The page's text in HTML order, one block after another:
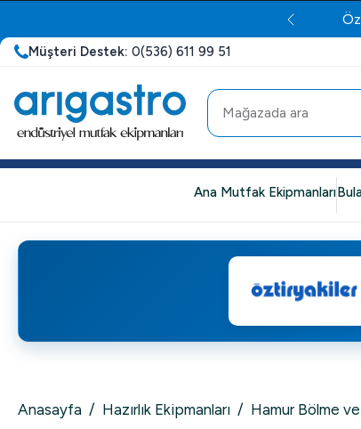
Müşteri Destek: 0(536) 611 99 51
Ana Mutfak Ekipmanları
Anasayfa / Hazırlık Ekipmanları / Hamur Bölme